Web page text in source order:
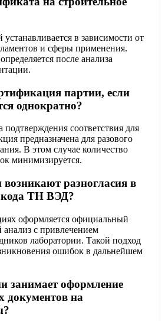
в зависимости от
и сферы применения.
после анализа
партии, если
однократно?
подтверждения соответствия для
предназначена для разового
В этом случае количество
минимизируется.
возникают разногласия в
ТН ВЭД?
оформляется официальный
с привлечением
лаборатории. Такой подход
ошибок в дальнейшем
занимает оформление
документов на